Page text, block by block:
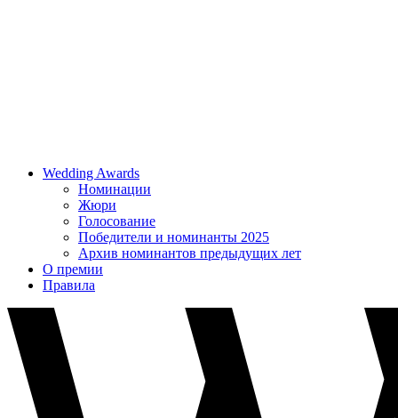
Wedding Awards
Номинации
Жюри
Голосование
Победители и номинанты 2025
Архив номинантов предыдущих лет
О премии
Правила